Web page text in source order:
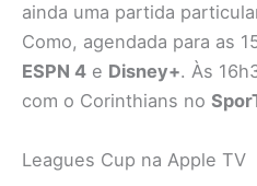
ainda uma partida
Como, agendada para as
ESPN 4 e Disney+. Às
com o Corinthians no
Leagues Cup na Apple TV